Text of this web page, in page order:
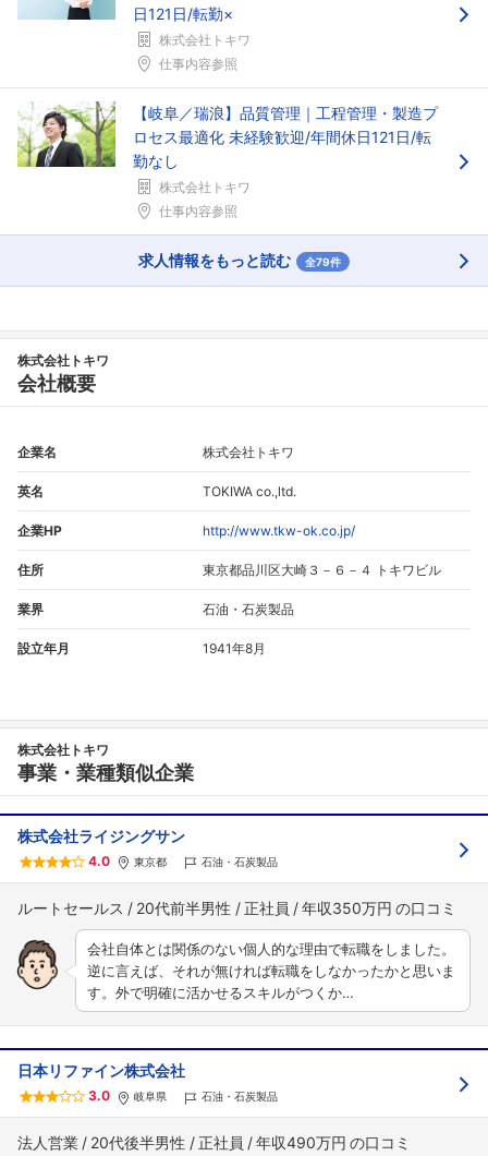
フォローしました
日121日/転勤×
株式会社トキワ
仕事内容参照
【岐阜／瑞浪】品質管理｜工程管理・製造プ
ロセス最適化 未経験歓迎/年間休日121日/転
勤なし
株式会社トキワ
仕事内容参照
求人情報をもっと読む 全79件
株式会社トキワ
会社概要
企業名 株式会社トキワ
英名 TOKIWA co.,ltd.
企業HP http://www.tkw-ok.co.jp/
住所 東京都品川区大崎３－６－４ トキワビル
業界 石油・石炭製品
設立年月 1941年8月
株式会社トキワ
事業・業種類似企業
株式会社ライジングサン
4.0 東京都 石油・石炭製品
ルートセールス 20代前半男性 正社員 年収350万円
会社自体とは関係のない個人的な理由で転職をしました。
逆に言えば、それが無ければ転職をしなかったかと思いま
す。外で明確に活かせるスキルがつくか…
日本リファイン株式会社
3.0 岐阜県 石油・石炭製品
法人営業 20代後半男性 正社員 年収490万円